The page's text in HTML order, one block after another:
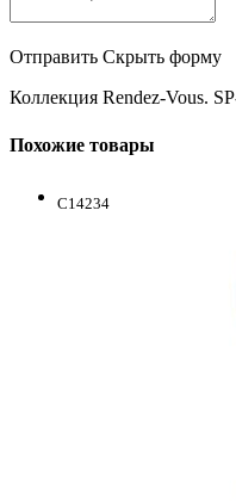
Отправить Скрыть форму
Коллекция Rendez-Vous.
Похожие товары
C14234